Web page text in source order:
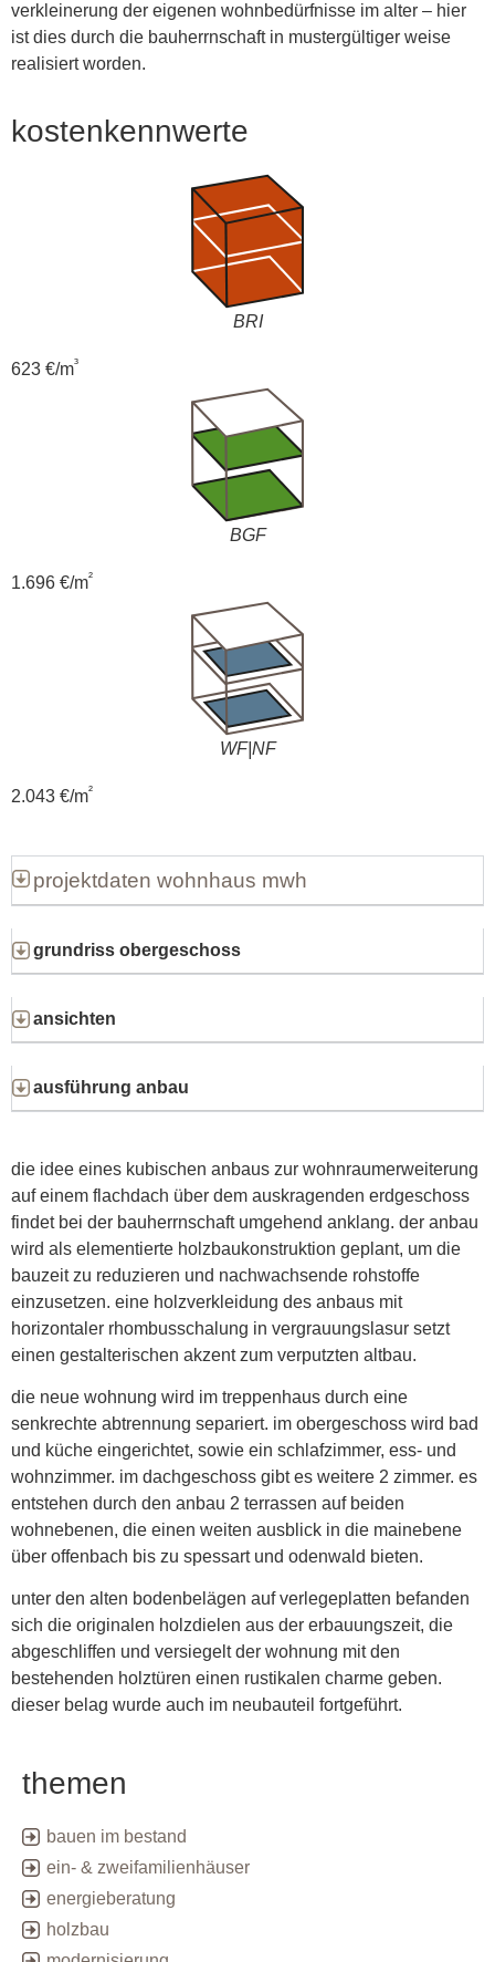
verkleinerung der eigenen wohnbedürfnisse im alter – hier
ist dies durch die bauherrnschaft in mustergültiger weise
realisiert worden.
kostenkennwerte
BRI
623 €/m³
BGF
1.696 €/m²
WF|NF
2.043 €/m²
projektdaten wohnhaus mwh
grundriss obergeschoss
ansichten
ausführung anbau
themen
bauen im bestand
ein- & zweifamilienhäuser
energieberatung
holzbau
die idee eines kubischen anbaus zur wohnraumerweiterung
auf einem flachdach über dem auskragenden erdgeschoss
findet bei der bauherrnschaft umgehend anklang. der anbau
wird als elementierte holzbaukonstruktion geplant, um die
bauzeit zu reduzieren und nachwachsende rohstoffe
einzusetzen. eine holzverkleidung des anbaus mit
horizontaler rhombusschalung in vergrauungslasur setzt
einen gestalterischen akzent zum verputzten altbau.
die neue wohnung wird im treppenhaus durch eine
senkrechte abtrennung separiert. im obergeschoss wird bad
und küche eingerichtet, sowie ein schlafzimmer, ess- und
wohnzimmer. im dachgeschoss gibt es weitere 2 zimmer. es
entstehen durch den anbau 2 terrassen auf beiden
wohnebenen, die einen weiten ausblick in die mainebene
über offenbach bis zu spessart und odenwald bieten.
unter den alten bodenbelägen auf verlegeplatten befanden
sich die originalen holzdielen aus der erbauungszeit, die
abgeschliffen und versiegelt der wohnung mit den
bestehenden holztüren einen rustikalen charme geben.
dieser belag wurde auch im neubauteil fortgeführt.